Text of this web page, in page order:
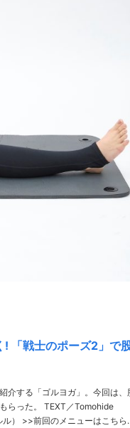
「戦士のポーズ2」で
介する「ゴルヨガ」。今回は、
Tomohide
ちら